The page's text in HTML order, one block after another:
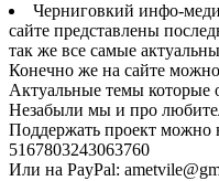
Черниговкий инфо-
сайте представлены
так же все самые
Конечно же на сайте
Актуальные темы которые
Незабыли мы и про
Поддержать проект можно
5167803243063760
Или на PayPal: